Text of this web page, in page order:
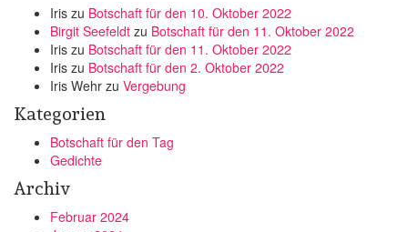
Iris zu Botschaft für den 10. Oktober 2022
Birgit Seefeldt zu Botschaft für den 11. Oktober 2022
Iris zu Botschaft für den 11. Oktober 2022
Iris zu Botschaft für den 2. Oktober 2022
Iris Wehr zu Vergebung
Kategorien
Botschaft für den Tag
Gedichte
Archiv
Februar 2024